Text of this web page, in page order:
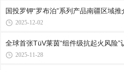
国投罗钾“罗布泊”系列产品南疆区域
2025-12-02
全球首张TüV莱茵“组件级抗起火风险
2025-11-28